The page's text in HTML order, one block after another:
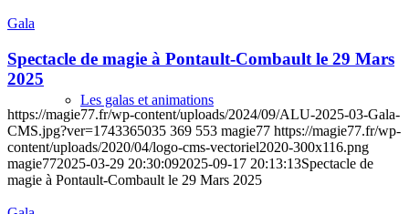
Les galas et animations
Gala
Spectacle de magie à Pontault-Combault le 29 Mars
2025
https://magie77.fr/wp-content/uploads/2024/09/ALU-2025-03-Gala-
CMS.jpg?ver=1743365035 369 553 magie77 https://magie77.fr/wp-
content/uploads/2020/04/logo-cms-vectoriel2020-300x116.png
magie772025-03-29 20:30:092025-09-17 20:13:13Spectacle de
magie à Pontault-Combault le 29 Mars 2025